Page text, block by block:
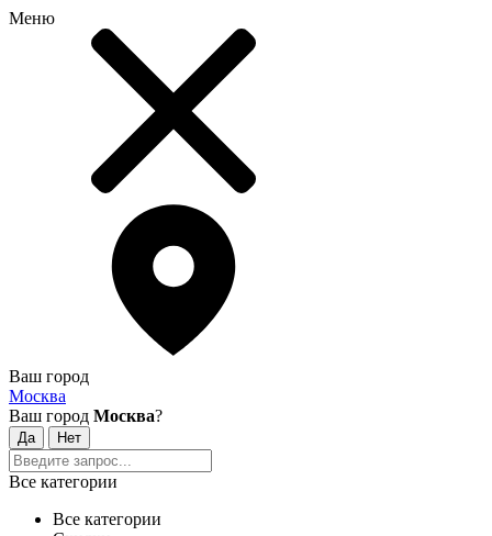
Меню
Ваш город
Москва
Ваш город Москва?
Все категории
Все категории